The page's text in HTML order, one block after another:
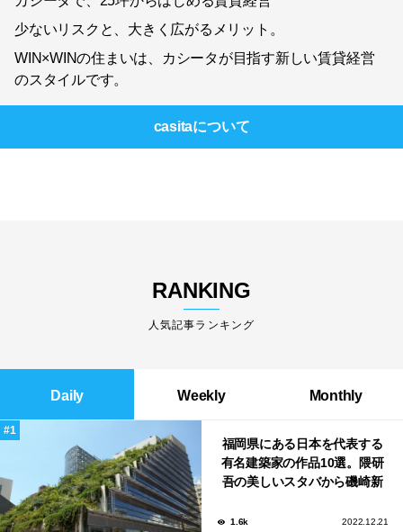
少ないリスクと、大きく広がるメリット。
WIN×WINの住まいは、カシータが目指す新しい賃貸経営
のスタイルです。
casitaについて
RANKING
人気記事ランキング
Daily Weekly Monthly
福岡県にある日本を代表する
有名建築家の作品10選。隈研
吾の美しいスタバから磯崎新
1.6k 2022.12.21